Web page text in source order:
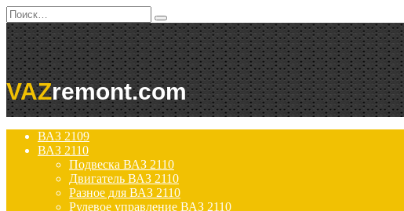
Перейти
к
содержанию
Search
for:
VAZremont.com
ВАЗ 2109
ВАЗ 2110
Подвеска ВАЗ 2110
Двигатель ВАЗ 2110
Разное для ВАЗ 2110
Рулевое управление ВАЗ 2110